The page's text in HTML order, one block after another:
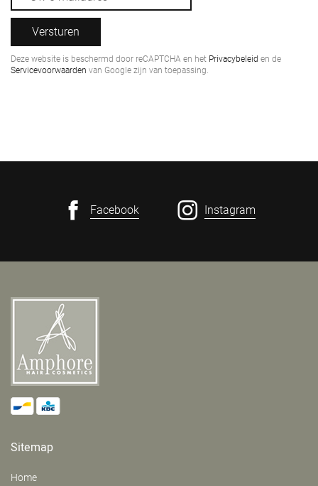
Versturen
Deze website is beschermd door reCAPTCHA en het Privacybeleid en de
Servicevoorwaarden van Google zijn van toepassing.
Facebook Instagram
Sitemap
Home